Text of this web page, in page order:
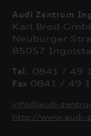
Audi Zentrum
Karl Brod
Neuburger
85057
Tel. 0841 / 49
Fax 0841 / 49
info@audi-
http://www.audi-